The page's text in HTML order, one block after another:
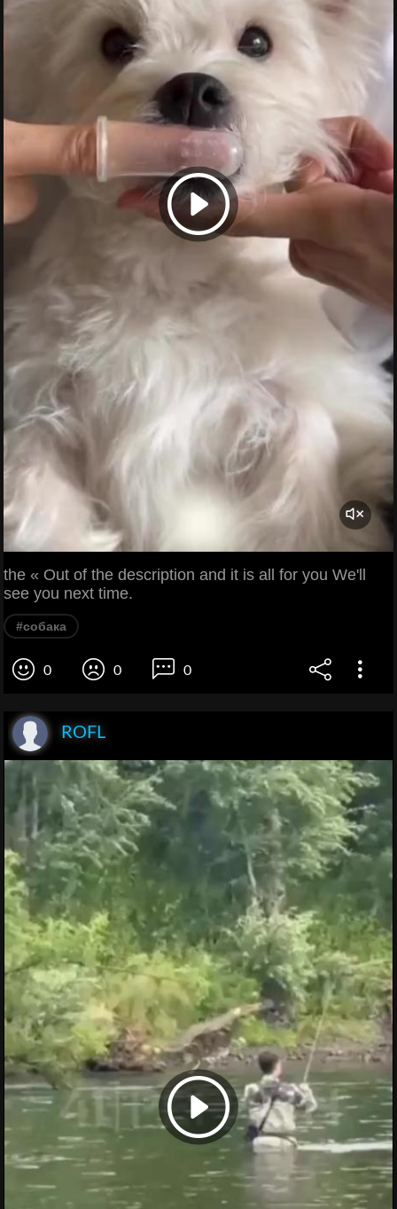
the « Out of the description and it is all for you We'll
see you next time.
#собака
0 0 0
ROFL